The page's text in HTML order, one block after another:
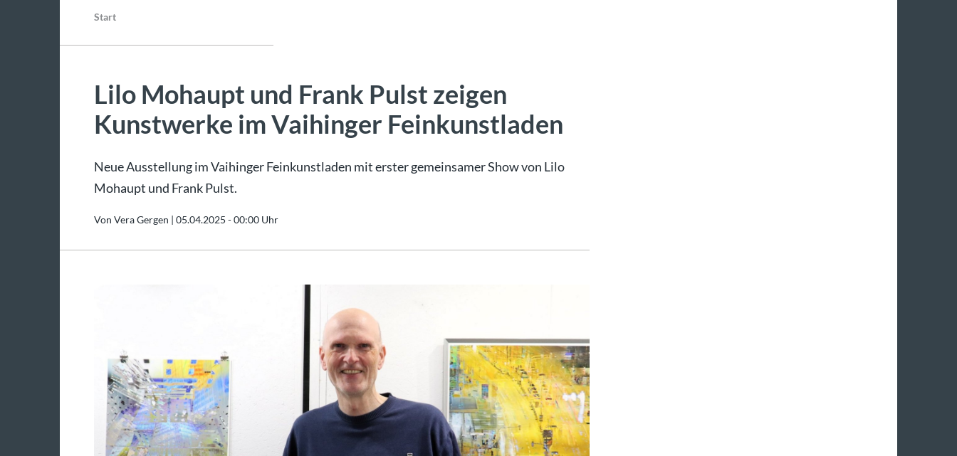
Start
Lilo Mohaupt und Frank Pulst zeigen
Kunstwerke im Vaihinger Feinkunstladen
Neue Ausstellung im Vaihinger Feinkunstladen mit erster gemeinsamer Show von Lilo
Mohaupt und Frank Pulst.
Von Vera Gergen | 05.04.2025 - 00:00 Uhr